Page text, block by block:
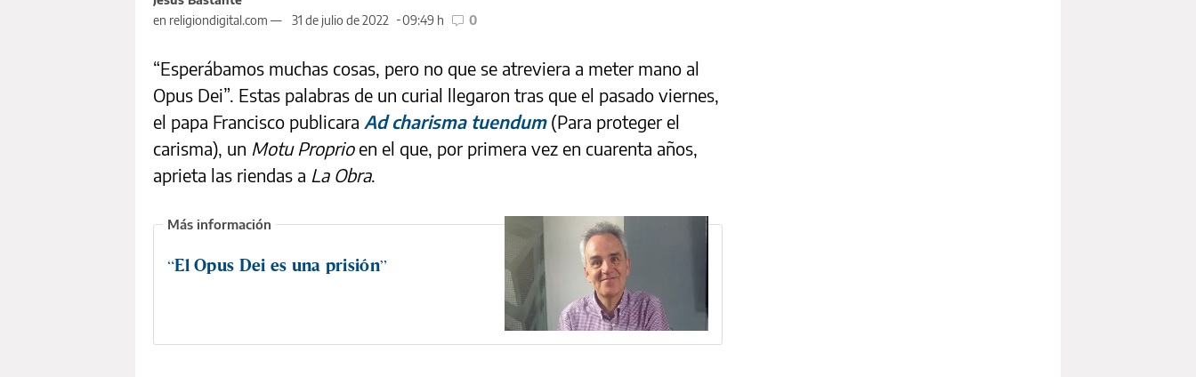
en religiondigital.com —
31 de julio de 2022 09:49 h 0
“Esperábamos muchas cosas, pero no que se atreviera a meter mano al
Opus Dei”. Estas palabras de un curial llegaron tras que el pasado viernes,
el papa Francisco publicara Ad charisma tuendum(Para proteger el
carisma), un Motu Proprioen el que, por primera vez en cuarenta años,
aprieta las riendas a La Obra.
“El Opus Dei es una prisión”